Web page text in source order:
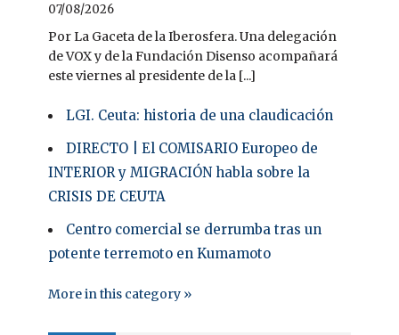
07/08/2026
Por La Gaceta de la Iberosfera. Una delegación
de VOX y de la Fundación Disenso acompañará
este viernes al presidente de la [...]
LGI. Ceuta: historia de una claudicación
DIRECTO | El COMISARIO Europeo de
INTERIOR y MIGRACIÓN habla sobre la
CRISIS DE CEUTA
Centro comercial se derrumba tras un
potente terremoto en Kumamoto
More in this category »